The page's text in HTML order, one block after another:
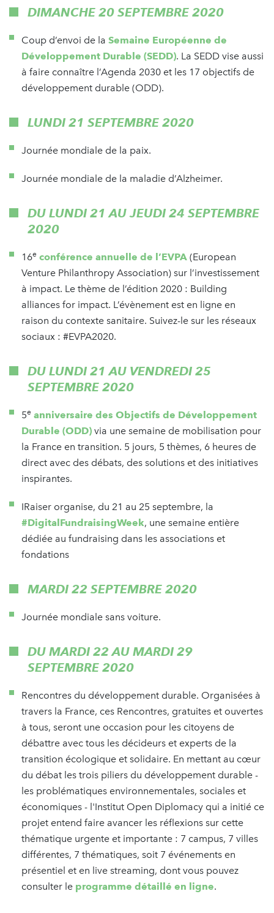
DIMANCHE 20 SEPTEMBRE 2020
Coup d’envoi de la Semaine Européenne de
Développement Durable (SEDD). La SEDD vise aussi
à faire connaître l’Agenda 2030 et les 17 objectifs de
développement durable (ODD).
LUNDI 21 SEPTEMBRE 2020
Journée mondiale de la paix.
Journée mondiale de la maladie d’Alzheimer.
DU LUNDI 21 AU JEUDI 24 SEPTEMBRE
2020
16e conférence annuelle de l’EVPA (European
Venture Philanthropy Association) sur l’investissement
à impact. Le thème de l’édition 2020 : Building
alliances for impact. L’évènement est en ligne en
raison du contexte sanitaire. Suivez-le sur les réseaux
sociaux : #EVPA2020.
DU LUNDI 21 AU VENDREDI 25
SEPTEMBRE 2020
5e anniversaire des Objectifs de Développement
Durable (ODD) via une semaine de mobilisation pour
la France en transition. 5 jours, 5 thèmes, 6 heures de
direct avec des débats, des solutions et des initiatives
inspirantes.
IRaiser organise, du 21 au 25 septembre, la
#DigitalFundraisingWeek, une semaine entière
dédiée au fundraising dans les associations et
fondations
MARDI 22 SEPTEMBRE 2020
Journée mondiale sans voiture.
DU MARDI 22 AU MARDI 29
SEPTEMBRE 2020
Rencontres du développement durable. Organisées à
travers la France, ces Rencontres, gratuites et ouvertes
à tous, seront une occasion pour les citoyens de
débattre avec tous les décideurs et experts de la
transition écologique et solidaire. En mettant au cœur
du débat les trois piliers du développement durable -
les problématiques environnementales, sociales et
économiques - l'Institut Open Diplomacy qui a initié ce
projet entend faire avancer les réflexions sur cette
thématique urgente et importante : 7 campus, 7 villes
différentes, 7 thématiques, soit 7 événements en
présentiel et en live streaming, dont vous pouvez
consulter le programme détaillé en ligne.